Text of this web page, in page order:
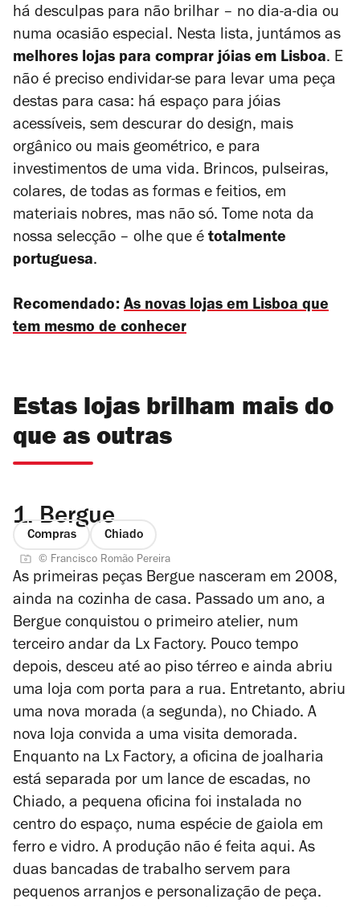
há desculpas para não brilhar – no dia-a-dia ou
numa ocasião especial. Nesta lista, juntámos as
melhores lojas para comprar jóias em Lisboa. E
não é preciso endividar-se para levar uma peça
destas para casa: há espaço para jóias
acessíveis, sem descurar do design, mais
orgânico ou mais geométrico, e para
investimentos de uma vida. Brincos, pulseiras,
colares, de todas as formas e feitios, em
materiais nobres, mas não só. Tome nota da
nossa selecção – olhe que é totalmente
portuguesa.
Recomendado: As novas lojas em Lisboa que
tem mesmo de conhecer
Estas lojas brilham mais do
que as outras
1. Bergue
Compras Chiado
© Francisco Romão Pereira
As primeiras peças Bergue nasceram em 2008,
ainda na cozinha de casa. Passado um ano, a
Bergue conquistou o primeiro atelier, num
terceiro andar da Lx Factory. Pouco tempo
depois, desceu até ao piso térreo e ainda abriu
uma loja com porta para a rua. Entretanto, abriu
uma nova morada (a segunda), no Chiado. A
nova loja convida a uma visita demorada.
Enquanto na Lx Factory, a oficina de joalharia
está separada por um lance de escadas, no
Chiado, a pequena oficina foi instalada no
centro do espaço, numa espécie de gaiola em
ferro e vidro. A produção não é feita aqui. As
duas bancadas de trabalho servem para
pequenos arranjos e personalização de peça.